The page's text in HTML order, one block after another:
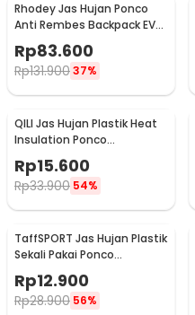
Rhodey Jas Hujan Ponco
Anti Rembes Backpack EVA
Waterproof Raincoat XL -
FY-30
Rp83.600
Rp131.90037%
QILI Jas Hujan Plastik Heat
Insulation Ponco
Disposable Raincoat - PY-
10
Rp15.600
Rp33.900 54%
TaffSPORT Jas Hujan Plastik
Sekali Pakai Ponco
62
Rp12.900
Rp28.900 56%